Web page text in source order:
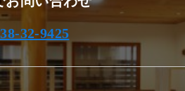
32-9425